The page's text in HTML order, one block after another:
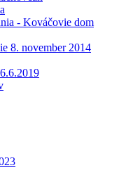
- Kováčovie dom
8. november 2014